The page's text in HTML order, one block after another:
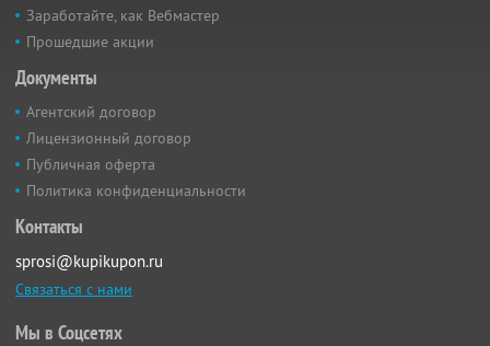
Заработайте, как Вебмастер
Прошедшие акции
Документы
Агентский договор
Лицензионный договор
Публичная оферта
Политика конфиденциальности
Контакты
sprosi@kupikupon.ru
Связаться с нами
Мы в Соцсетях